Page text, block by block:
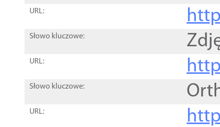
URL:
Słowo kluczowe:
URL:
Słowo kluczowe:
URL: